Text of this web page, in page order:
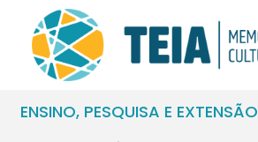
ENSINO, PESQUISA E EXTENSÃO